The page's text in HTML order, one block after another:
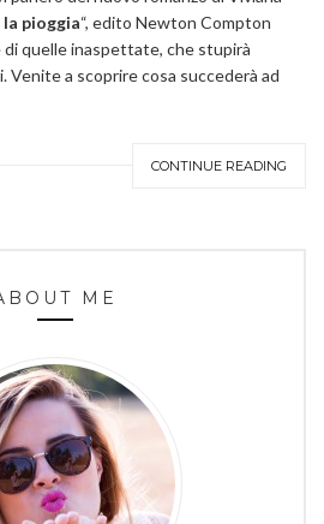
pioggia“, edito Newton Compton
di quelle inaspettate, che stupirà
a scoprire cosa succederà ad
CONTINUE READING
ME